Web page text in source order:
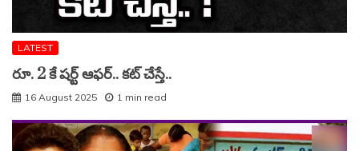
LATEST
రూ. 2 కే షర్ట్ ఆఫర్.. కట్ చేస్తే..
16 August 2025 1 min read